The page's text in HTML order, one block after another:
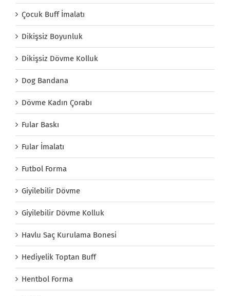
Çocuk Buff İmalatı
Dikişsiz Boyunluk
Dikişsiz Dövme Kolluk
Dog Bandana
Dövme Kadın Çorabı
Fular Baskı
Fular İmalatı
Futbol Forma
Giyilebilir Dövme
Giyilebilir Dövme Kolluk
Havlu Saç Kurulama Bonesi
Hediyelik Toptan Buff
Hentbol Forma